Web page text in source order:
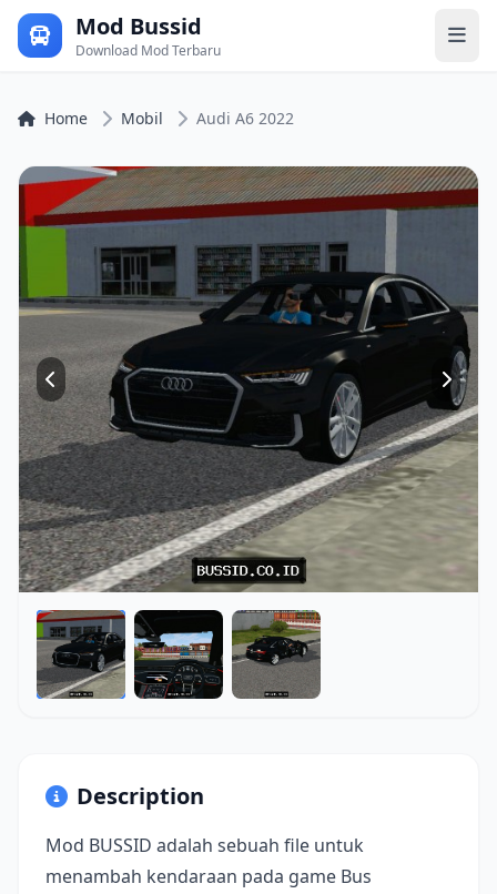
Mod Bussid
Download Mod Terbaru
Home Mobil Audi A6 2022
Description
Mod BUSSID adalah sebuah file untuk
menambah kendaraan pada game Bus